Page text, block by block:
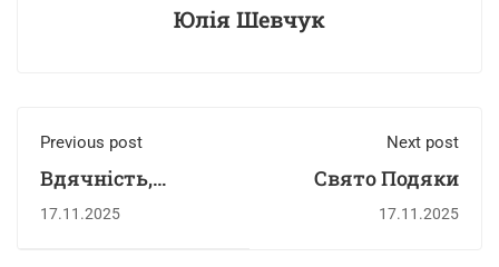
Юлія Шевчук
Previous post
Вдячність,
поради від
психолога
17.11.2025
Next post
Свято Подяки
17.11.2025